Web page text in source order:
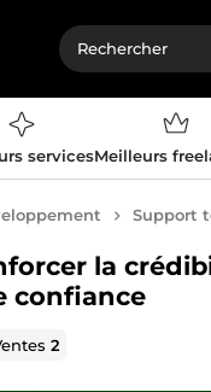
servicesMeilleurs
Support
la
confiance
2